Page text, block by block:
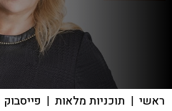
ראשי | תוכניות מלאות | פייסבוק